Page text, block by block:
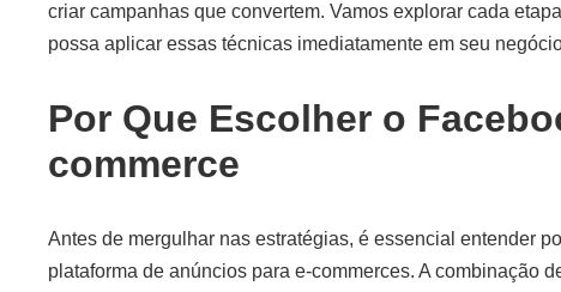
criar campanhas que convertem. Vamos explorar cada
possa aplicar essas técnicas imediatamente em seu
Por Que Escolher o
commerce
Antes de mergulhar nas estratégias, é essencial entender
plataforma de anúncios para e-commerces. A combinação